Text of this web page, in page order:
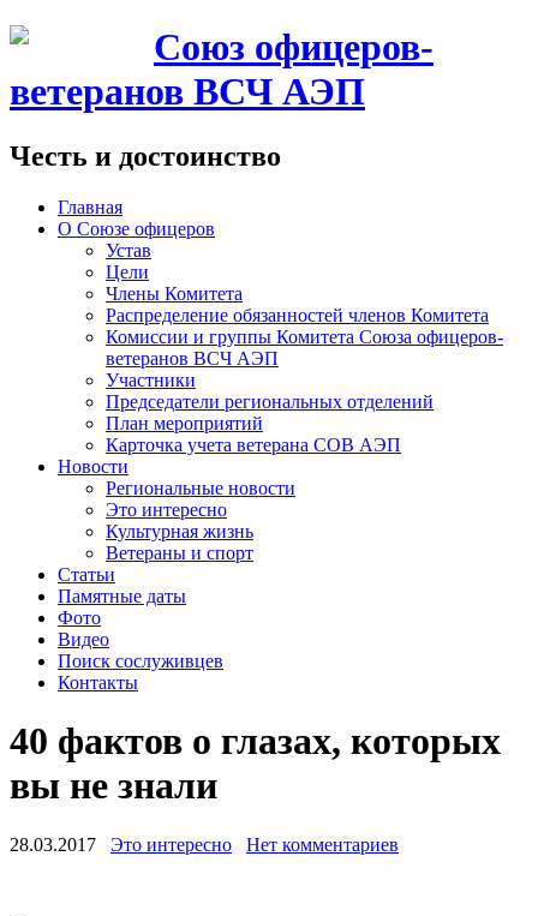
Союз офицеров-
ветеранов ВСЧ АЭП
Честь и достоинство
Главная
О Союзе офицеров
Устав
Цели
Члены Комитета
Распределение обязанностей членов Комитета
Комиссии и группы Комитета Союза офицеров-
ветеранов ВСЧ АЭП
Участники
Председатели региональных отделений
План мероприятий
Карточка учета ветерана CОВ АЭП
Новости
Региональные новости
Это интересно
Культурная жизнь
Ветераны и спорт
Статьи
Памятные даты
Фото
Видео
Поиск сослуживцев
Контакты
40 фактов о глазах, которых
вы не знали
28.03.2017 Это интересно Нет комментариев